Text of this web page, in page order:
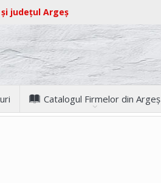
județul Argeș
Catalogul Firmelor din Argeș